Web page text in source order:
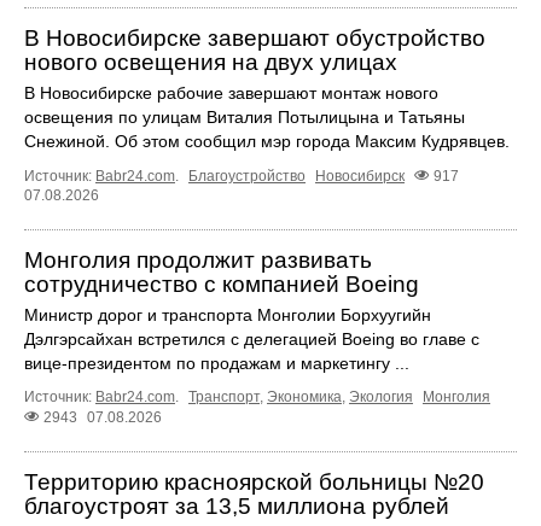
В Новосибирске завершают обустройство
нового освещения на двух улицах
В Новосибирске рабочие завершают монтаж нового
освещения по улицам Виталия Потылицына и Татьяны
Снежиной. Об этом сообщил мэр города Максим Кудрявцев.
Источник: Babr24.com. Благоустройство Новосибирск
917
07.08.2026
Монголия продолжит развивать
сотрудничество с компанией Boeing
Министр дорог и транспорта Монголии Борхуугийн
Дэлгэрсайхан встретился с делегацией Boeing во главе с
вице-президентом по продажам и маркетингу ...
Источник: Babr24.com. Транспорт, Экономика, Экология
Монголия
2943
07.08.2026
Территорию красноярской больницы №20
благоустроят за 13,5 миллиона рублей